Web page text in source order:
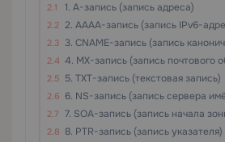
1. A-запись (запись адреса)
2. AAAA-запись (запись IPv6-
3. CNAME-запись (запись
4. MX-запись (запись почтового
5. TXT-запись (текстовая запись)
6. NS-запись (запись сервера
7. SOA-запись (запись начала
8. PTR-запись (запись указателя)